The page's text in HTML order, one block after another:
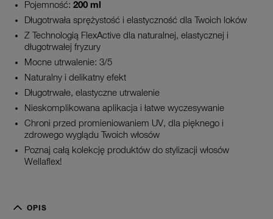
Pojemność: 200 ml
Długotrwała sprężystość i elastyczność dla Twoich loków
Z Technologią FlexActive dla naturalnej, elastycznej i
długotrwałej fryzury
Mocne utrwalenie: 3/5
Naturalny i delikatny efekt
Długotrwałe, elastyczne utrwalenie
Nieskomplikowana aplikacja i łatwe wyczesywanie
Chroni przed promieniowaniem UV, dla pięknego i
zdrowego wyglądu Twoich włosów
Poznaj całą kolekcję produktów do stylizacji włosów
Wellaflex!
OPIS